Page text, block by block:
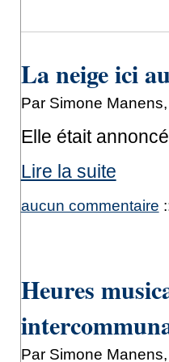
La neige ici
Par Simone
Elle était
Lire la suite
aucun commentaire
Heures
Par Simone